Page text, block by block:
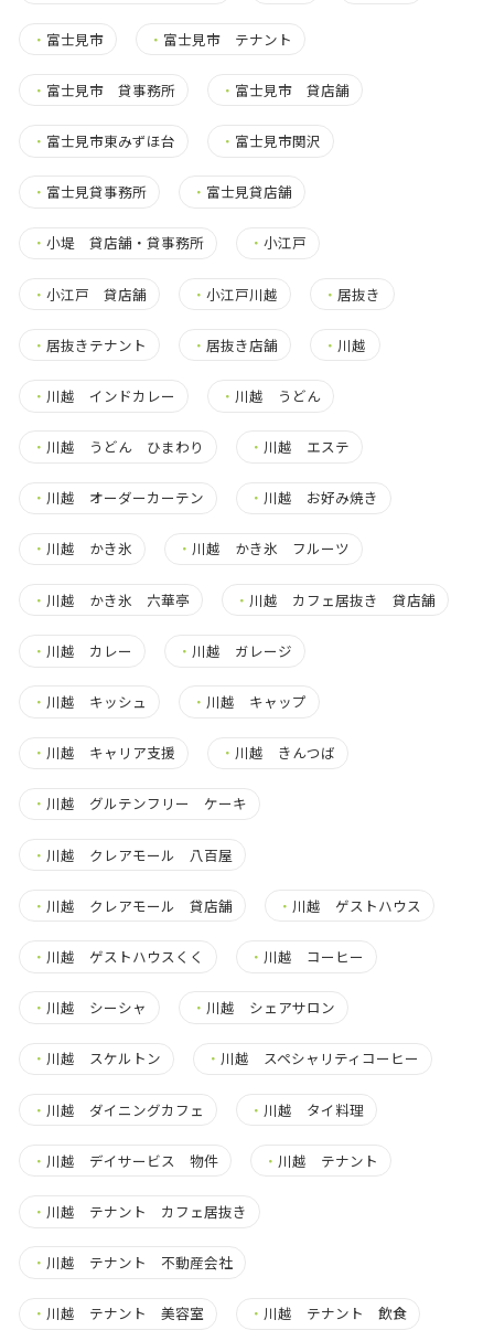
・ 富士見市 ・ 富士見市 テナント
・ 富士見市 貸事務所 ・ 富士見市 貸店舗
・ 富士見市東みずほ台 ・ 富士見市関沢
・ 富士見貸事務所 ・ 富士見貸店舗
・ 小堤 貸店舗・貸事務所 ・小江戸
・ 小江戸 貸店舗 ・小江戸川越 ・ 居抜き
・ 居抜きテナント ・ 居抜き店舗 ・ 川越
・ 川越 インドカレー ・ 川越 うどん
・ 川越 うどん ひまわり ・ 川越 エステ
・ 川越 オーダーカーテン ・ 川越 お好み焼き
・ 川越 かき氷 ・ 川越 かき氷 フルーツ
・ 川越 かき氷 六華亭 ・ 川越 カフェ居抜き 貸店舗
・ 川越 カレー ・ 川越 ガレージ
・ 川越 キッシュ ・ 川越 キャップ
・ 川越 キャリア支援 ・ 川越 きんつば
・ 川越 グルテンフリー ケーキ
・ 川越 クレアモール 八百屋
・ 川越 クレアモール 貸店舗 ・ 川越 ゲストハウス
・ 川越 ゲストハウスくく ・ 川越 コーヒー
・ 川越 シーシャ ・ 川越 シェアサロン
・ 川越 スケルトン ・ 川越 スペシャリティコーヒー
・ 川越 ダイニングカフェ ・ 川越 タイ料理
・ 川越 デイサービス 物件 ・ 川越 テナント
・ 川越 テナント カフェ居抜き
・ 川越 テナント 不動産会社
・ 川越 テナント 美容室 ・ 川越 テナント 飲食